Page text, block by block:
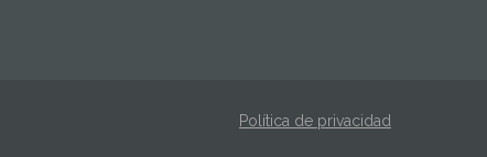
Política de privacidad